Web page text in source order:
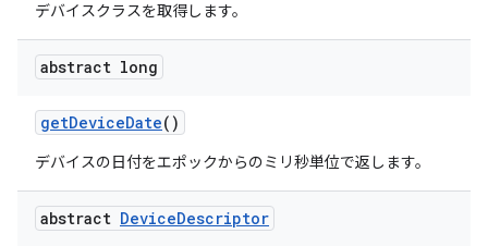
デバイスクラスを取得します。
abstract long
getDeviceDate()
デバイスの日付をエポックからのミリ秒単位で返します。
abstract DeviceDescriptor